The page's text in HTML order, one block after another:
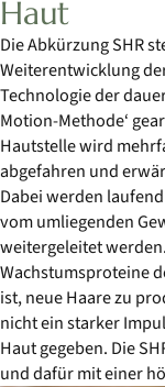
Haut
Die Abkürzung SHR
Weiterentwicklung
Technologie der
Motion-Methode‘
Hautstelle wird
abgefahren und
Dabei werden
vom umliegenden
weitergeleitet
Wachstumsproteine
ist, neue Haare zu
nicht ein starker
Haut gegeben. Die
und dafür mit einer